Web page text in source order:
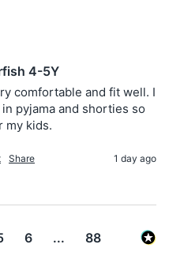
4-5Y
comfortable and fit well. I
pyjama and shorties so
my kids.
Share 1 day ago
6 ... 88